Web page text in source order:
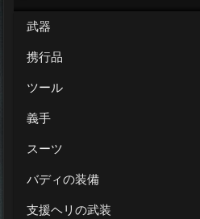
武器
携行品
ツール
義手
スーツ
バディの装備
支援ヘリの武装